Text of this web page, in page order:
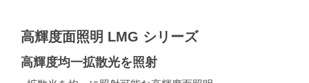
高輝度面照明 LMG シリーズ
高輝度均一拡散光を照射